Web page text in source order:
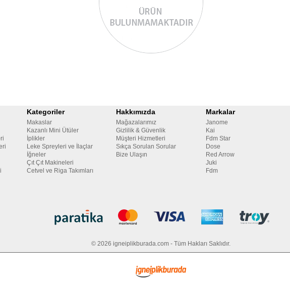
Kategoriler
Makaslar
Kazanlı Mini Ütüler
İplikler
Leke Spreyleri ve İlaçlar
İğneler
Çıt Çıt Makineleri
Cetvel ve Riga Takımları
Hakkımızda
Mağazalarımız
Gizlilik & Güvenlik
Müşteri Hizmetleri
Sıkça Sorulan Sorular
Bize Ulaşın
Markalar
Janome
Kai
Fdm Star
Dose
Red Arrow
Juki
Fdm
© 2026 igneiplikburada.com - Tüm Hakları Saklıdır.